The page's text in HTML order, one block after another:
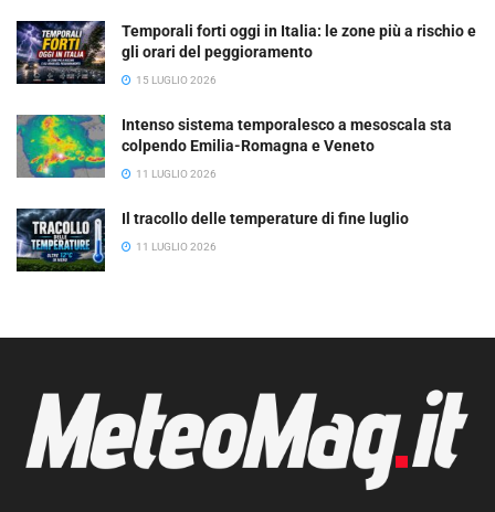
Temporali forti oggi in Italia: le zone più a rischio e
gli orari del peggioramento
15 LUGLIO 2026
Intenso sistema temporalesco a mesoscala sta
colpendo Emilia-Romagna e Veneto
11 LUGLIO 2026
Il tracollo delle temperature di fine luglio
11 LUGLIO 2026